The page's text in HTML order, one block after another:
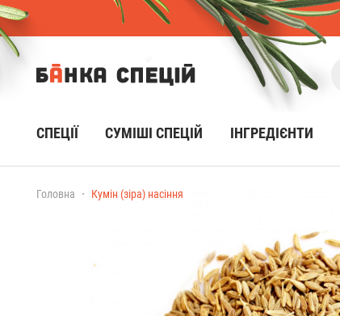
СПЕЦІЇ CУМІШІ СПЕЦІЙ ІНГРЕДІЄНТИ
Головна Кумін (зіра) насіння